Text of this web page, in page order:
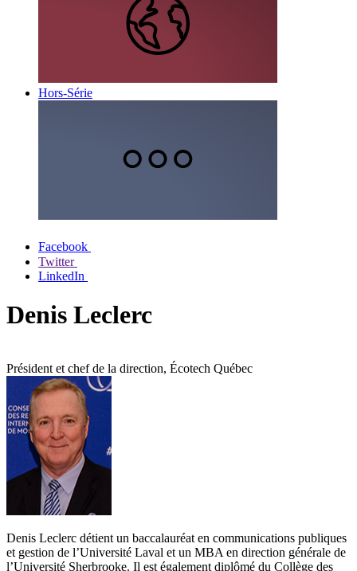
Hors-Série
Facebook
Twitter
LinkedIn
Denis Leclerc
Président et chef de la direction, Écotech Québec
Denis Leclerc détient un baccalauréat en communications publiques
et gestion de l’Université Laval et un MBA en direction générale de
l’Université Sherbrooke. Il est également diplômé du Collège des